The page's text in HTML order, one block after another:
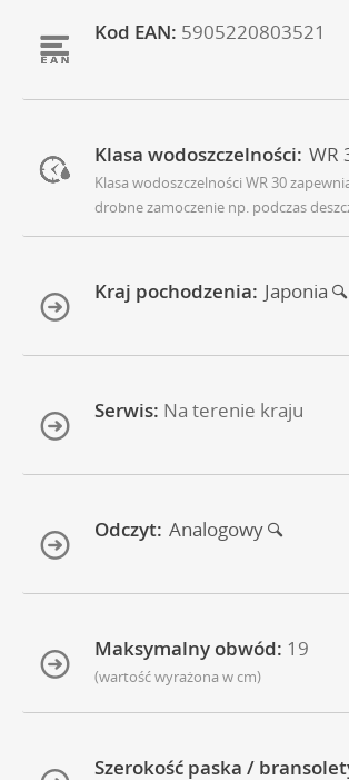
Kod EAN: 5905220803521
Klasa wodoszczelności: WR
Klasa wodoszczelności WR 30
drobne zamoczenie np. podczas
Kraj pochodzenia: Japonia
Serwis: Na terenie kraju
Odczyt: Analogowy
Maksymalny obwód: 19
(wartość wyrażona w cm)
Szerokość paska /